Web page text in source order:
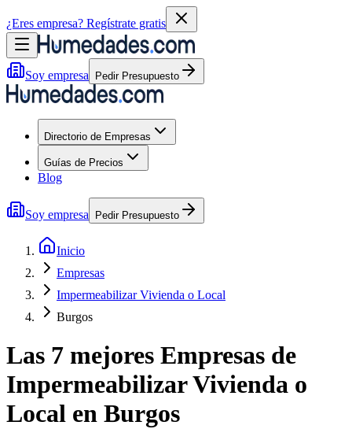
¿Eres empresa? Regístrate gratis
Soy empresa Pedir Presupuesto
Directorio de Empresas
Guías de Precios
Blog
Soy empresa Pedir Presupuesto
Inicio
Empresas
Impermeabilizar Vivienda o Local
Burgos
Las 7 mejores Empresas de
Impermeabilizar Vivienda o
Local en Burgos